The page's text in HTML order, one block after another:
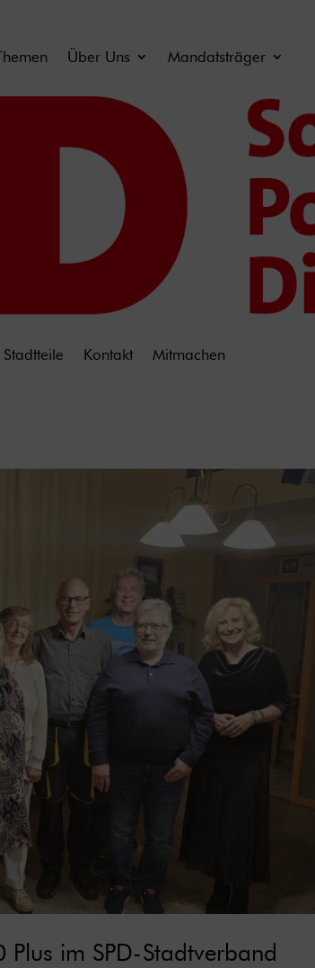
Über Uns Mandatsträger
Stadtteile Kontakt Mitmachen
im SPD-Stadtverband